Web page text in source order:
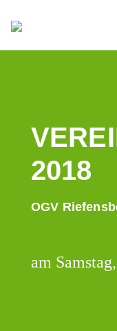
2018
OGV
am